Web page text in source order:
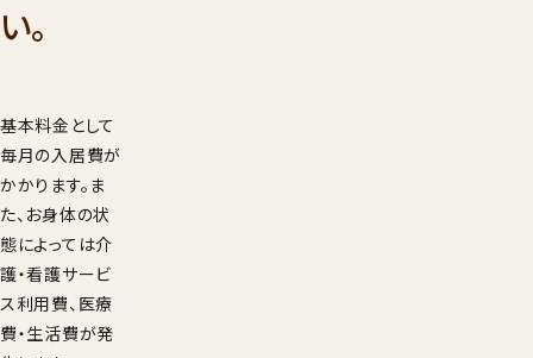
い。
基本料金として
毎月の入居費が
かかります。ま
た、お身体の状
態によっては介
護・看護サービ
ス利用費、医療
費・生活費が発